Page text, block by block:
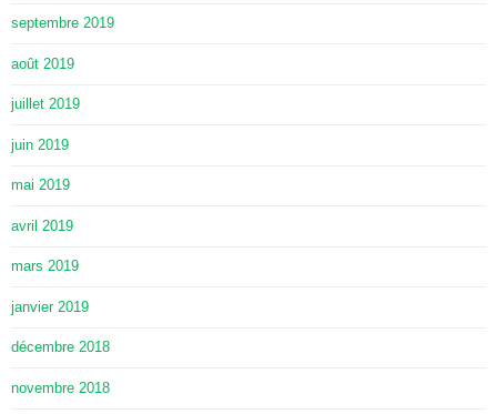
septembre 2019
août 2019
juillet 2019
juin 2019
mai 2019
avril 2019
mars 2019
janvier 2019
décembre 2018
novembre 2018